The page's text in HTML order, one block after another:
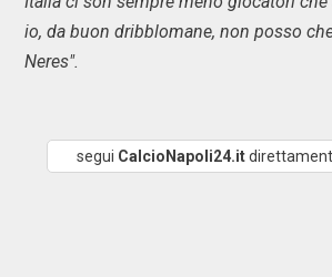
io, da buon dribblomane, non posso
Neres".
segui CalcioNapoli24.it